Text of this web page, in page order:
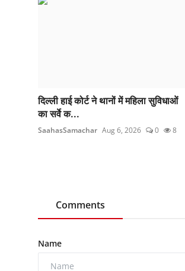
दिल्ली हाई कोर्ट ने थानों में महिला सुविधाओं
का सर्वे क...
SaahasSamachar Aug 6, 2026 0 8
Comments
Name